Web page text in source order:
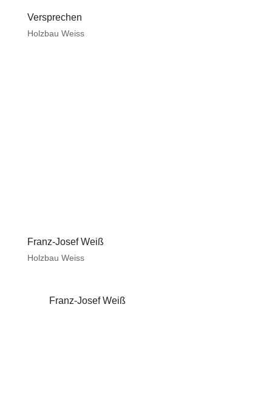
Versprechen
Holzbau Weiss
Franz-Josef Weiß
Holzbau Weiss
Franz-Josef Weiß